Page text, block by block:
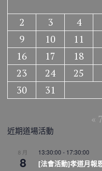
2
3 4
9
10 11
16
17 18
23
24 25
30
31
«
近期道場活動
8 月
8
13:30:00 - 17:30:00
[法會活動]孝道月報